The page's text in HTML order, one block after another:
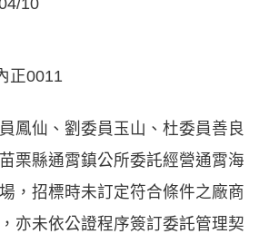
10
正0011
鳳仙、劉委員玉山、杜委員善良
栗縣通霄鎮公所委託經營通霄海
，招標時未訂定符合條件之廠商
亦未依公證程序簽訂委託管理契